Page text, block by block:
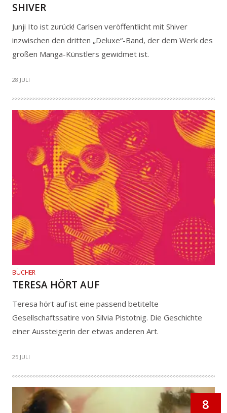
SHIVER
Junji Ito ist zurück! Carlsen veröffentlicht mit Shiver
inzwischen den dritten „Deluxe“-Band, der dem Werk des
großen Manga-Künstlers gewidmet ist.
28 JULI
BÜCHER
TERESA HÖRT AUF
Teresa hört auf ist eine passend betitelte
Gesellschaftssatire von Silvia Pistotnig. Die Geschichte
einer Aussteigerin der etwas anderen Art.
25 JULI
8